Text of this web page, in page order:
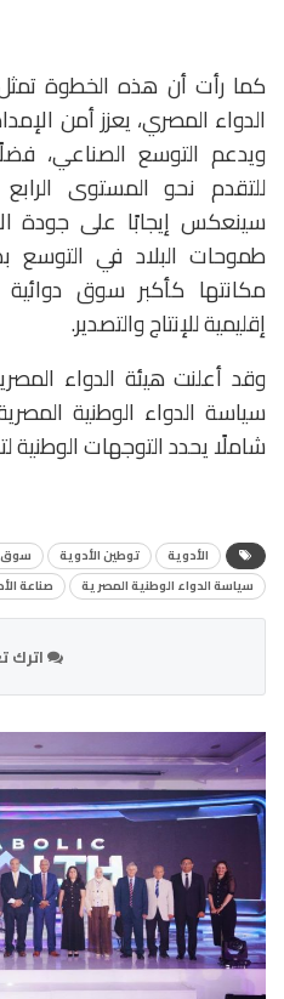
كما رأت أن هذه الخطوة
الدواء المصري، يعزز أمن
ويدعم التوسع الصناعي،
للتقدم نحو المستوى
سينعكس إيجابًا على جودة
طموحات البلاد في التوسع
مكانتها كأكبر سوق
إقليمية للإنتاج والتصدير.
سياسة الدواء الوطنية
شاملًا يحدد التوجهات الوطنية
الأدوية توطين الأدوية
سوق
سياسة الدواء الوطنية المصرية
صناعة
اترك